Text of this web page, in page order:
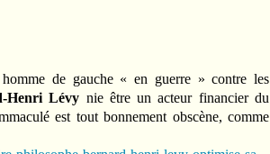
de gauche « en guerre » contre les
Henri Lévy nie être un acteur financier du
est tout bonnement obscène, comme